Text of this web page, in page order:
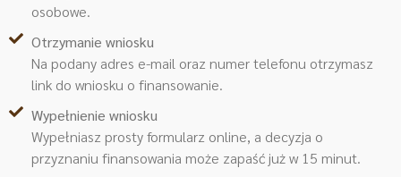
osobowe.
Otrzymanie wniosku
Na podany adres e-mail oraz numer telefonu otrzymasz
link do wniosku o finansowanie.
Wypełnienie wniosku
Wypełniasz prosty formularz online, a decyzja o
przyznaniu finansowania może zapaść już w 15 minut.